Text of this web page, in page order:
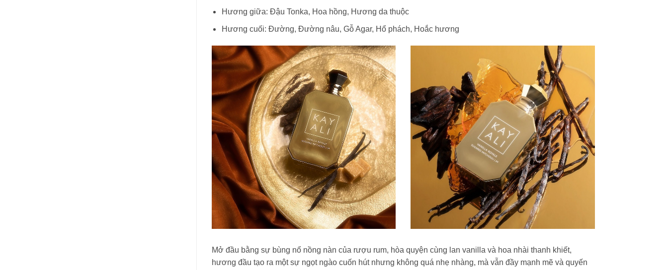
Hương giữa:Đậu Tonka, Hoa hồng, Hương da thuộc
Hương cuối:Đường, Đường nâu, Gỗ Agar, Hổ phách, Hoắc hương
Mở đầu bằng sự bùng nổ nồng nàn của rượu rum, hòa quyện cùng lan vanilla và hoa nhài thanh khiết,
hương đầu tạo ra một sự ngọt ngào cuốn hút nhưng không quá nhẹ nhàng, mà vẫn đầy mạnh mẽ và quyến